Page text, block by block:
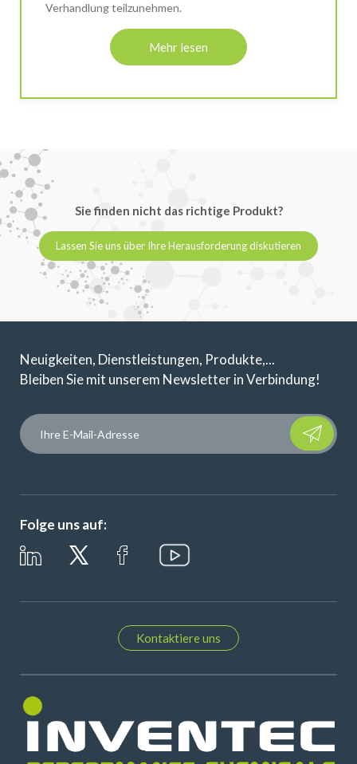
Verhandlung teilzunehmen.
Mehr lesen
Sie finden nicht das richtige Produkt?
Lassen Sie uns über Ihre Herausforderung diskutieren
Neuigkeiten, Dienstleistungen, Produkte,...
Bleiben Sie mit unserem Newsletter in Verbindung!
Please
Folge uns auf:
Kontaktiere uns